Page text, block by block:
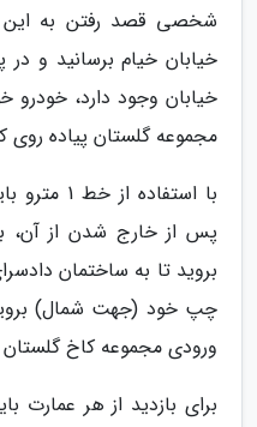
شخصی قصد رفتن به این
خیابان خیام برسانید و
خیابان وجود دارد، خودرو
مجموعه گلستان پیاده روی
بروید تا به ساختمان
ورودی مجموعه کاخ
برای بازدید از هر عمارت